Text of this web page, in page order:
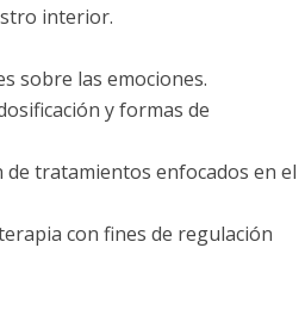
interior.
sobre las emociones.
y formas de
de tratamientos enfocados en el
con fines de regulación